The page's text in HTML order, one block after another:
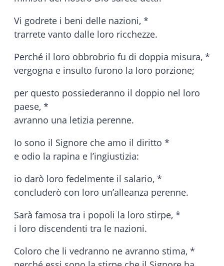
Vi godrete i beni delle nazioni, *
trarrete vanto dalle loro ricchezze.
Perché il loro obbrobrio fu di doppia misura, *
vergogna e insulto furono la loro porzione;
per questo possiederanno il doppio nel loro
paese, *
avranno una letizia perenne.
Io sono il Signore che amo il diritto *
e odio la rapina e l’ingiustizia:
io darò loro fedelmente il salario, *
concluderò con loro un’alleanza perenne.
Sarà famosa tra i popoli la loro stirpe, *
i loro discendenti tra le nazioni.
Coloro che li vedranno ne avranno stima, *